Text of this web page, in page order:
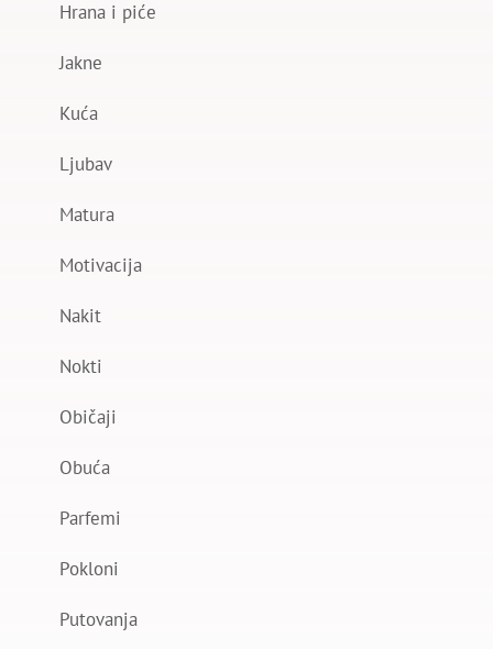
Hrana i piće
Jakne
Kuća
Ljubav
Matura
Motivacija
Nakit
Nokti
Običaji
Obuća
Parfemi
Pokloni
Putovanja